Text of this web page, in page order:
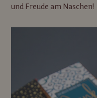
und Freude am Naschen!